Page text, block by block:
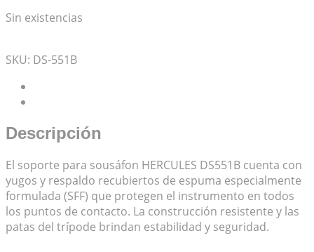
Sin existencias
SKU: DS-551B
Descripción
El soporte para sousáfon HERCULES DS551B cuenta con
yugos y respaldo recubiertos de espuma especialmente
formulada (SFF) que protegen el instrumento en todos
los puntos de contacto. La construcción resistente y las
patas del trípode brindan estabilidad y seguridad.